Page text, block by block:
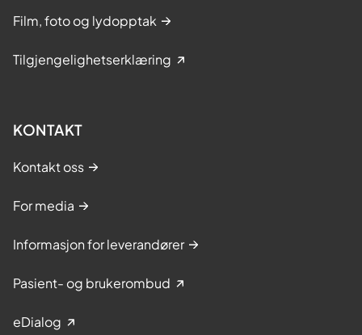
Film, foto og lydopptak
Tilgjengelighetserklæring
KONTAKT
Kontakt oss
For media
Informasjon for leverandører
Pasient- og brukerombud
eDialog